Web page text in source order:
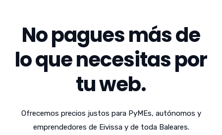
No pagues más de
lo que necesitas por
tu web.
Ofrecemos precios justos para PyMEs, autónomos y
emprendedores de Eivissa y de toda Baleares.